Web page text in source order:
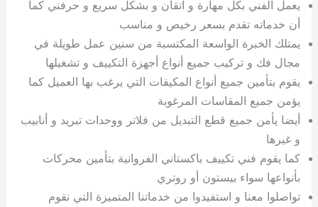
يعمل الفني بكل مهارة و اتقان و بشكل سريع و حرفني كما
أن خدماته تقدم بسعر رخيص و مناسب
يمتلك الخبرة الواسعة المكتسبة من سنين عمل طويلة في
مجال فك و تركيب جميع أنواع أجهزة التكييف و تشغيلها
يقوم بتأمين جميع أنواع المكيفات التي يرغب بها العميل كما
يؤمن جميع المقاسات المرغوبة
أيضا يأمن جميع قطع التبديل من فلاتر ووحدات تبريد و أنابيب
و غيرها
كما يقوم فني تكييف باكستاني الفروانية بتأمين محركات
بأنواعها سواء بيستون أو روتري
تواصلوا معنا و استفيدوا من خدماتنا المتميزة التي نقوم